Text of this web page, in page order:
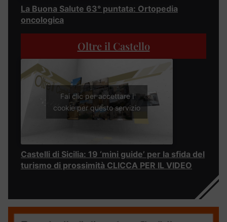
La Buona Salute 63° puntata: Ortopedia
oncologica
Oltre il Castello
Fai clic per accettare i
cookie per questo servizio
Castelli di Sicilia: 19 ‘mini guide’ per la sfida del
turismo di prossimità CLICCA PER IL VIDEO